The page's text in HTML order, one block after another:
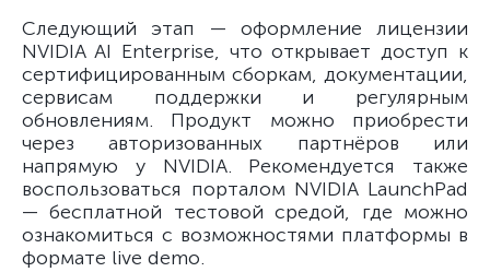
Следующий этап — оформление лицензии
NVIDIA AI Enterprise, что открывает доступ к
сертифицированным сборкам, документации,
сервисам поддержки и регулярным
обновлениям. Продукт можно приобрести
через авторизованных партнёров или
напрямую у NVIDIA. Рекомендуется также
воспользоваться порталом NVIDIA LaunchPad
— бесплатной тестовой средой, где можно
ознакомиться с возможностями платформы в
формате live demo.